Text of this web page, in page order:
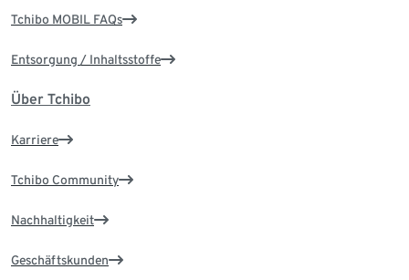
Tchibo MOBIL FAQs
Entsorgung / Inhaltsstoffe
Über Tchibo
Karriere
Tchibo Community
Nachhaltigkeit
Geschäftskunden